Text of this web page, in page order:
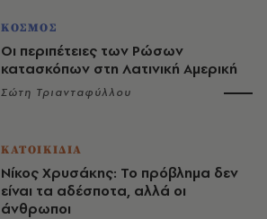
ΚΟΣΜΟΣ
Οι περιπέτειες των Ρώσων
κατασκόπων στη Λατινική Αμερική
Σώτη Τριανταφύλλου
ΚΑΤΟΙΚΙΔΙΑ
Νίκος Χρυσάκης: Το πρόβλημα δεν
είναι τα αδέσποτα, αλλά οι
άνθρωποι